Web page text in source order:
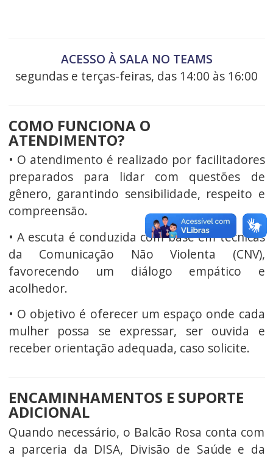
ACESSO À SALA NO TEAMS
segundas e terças-feiras, das 14:00 às 16:00
COMO FUNCIONA O
ATENDIMENTO?
• O atendimento é realizado por facilitadores
preparados para lidar com questões de
gênero, garantindo sensibilidade, respeito e
compreensão.
• A escuta é conduzida com base em técnicas
da Comunicação Não Violenta (CNV),
favorecendo um diálogo empático e
acolhedor.
• O objetivo é oferecer um espaço onde cada
mulher possa se expressar, ser ouvida e
receber orientação adequada, caso solicite.
ENCAMINHAMENTOS E SUPORTE
ADICIONAL
Quando necessário, o Balcão Rosa conta com
a parceria da DISA, Divisão de Saúde e da